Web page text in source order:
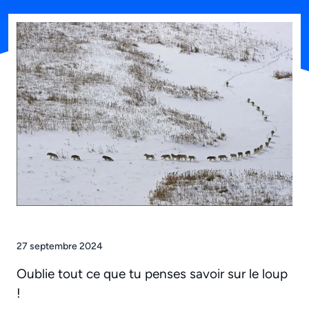
27 septembre 2024
Oublie tout ce que tu penses savoir sur le loup
!